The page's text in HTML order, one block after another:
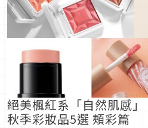
絕美楓紅系「自然肌感
秋季彩妝品5選 頰彩篇